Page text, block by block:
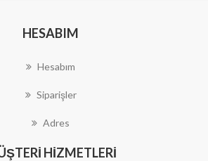
HESABIM
Hesabım
Siparişler
Adres
HIZMETLERI